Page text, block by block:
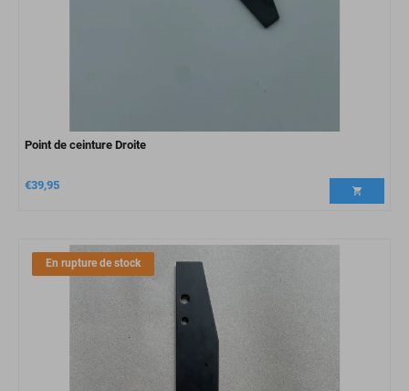
Point de ceinture Droite
€39,95
En rupture de stock